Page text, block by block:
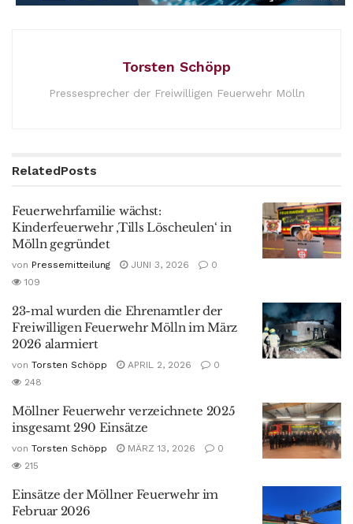
Torsten Schöpp
Pressesprecher der Freiwilligen Feuerwehr Mölln
RelatedPosts
Feuerwehrfamilie wächst:
Kinderfeuerwehr ‚Tills Löscheulen‘ in
Mölln gegründet
von Pressemitteilung JUNI 3, 2026
0
109
23-mal wurden die Ehrenamtler der
Freiwilligen Feuerwehr Mölln im März
2026 alarmiert
von Torsten Schöpp APRIL 2, 2026
0
248
Möllner Feuerwehr verzeichnete 2025
insgesamt 290 Einsätze
von Torsten Schöpp MÄRZ 13, 2026
0
215
Einsätze der Möllner Feuerwehr im
Februar 2026